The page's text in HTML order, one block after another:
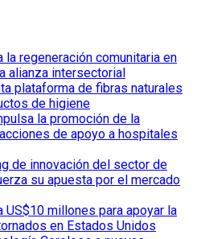
regeneración comunitaria en
alianza intersectorial
plataforma de fibras naturales
de higiene
la promoción de la
de apoyo a hospitales
de innovación del sector de
su apuesta por el mercado
US$10 millones para apoyar la
en Estados Unidos